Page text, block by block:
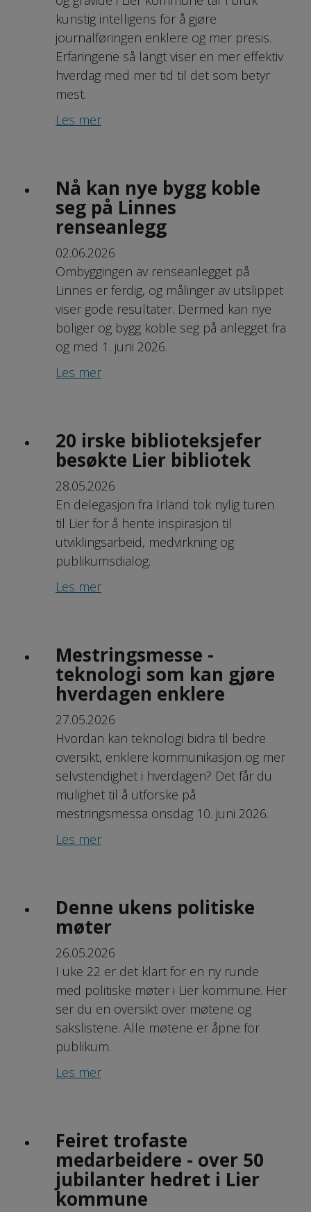
kunstig intelligens for å gjøre
journalføringen enklere og mer presis.
Erfaringene så langt viser en mer effektiv
hverdag med mer tid til det som betyr
mest.
Les mer
Nå kan nye bygg koble
seg på Linnes
renseanlegg
02.06.2026
Ombyggingen av renseanlegget på
Linnes er ferdig, og målinger av utslippet
viser gode resultater. Dermed kan nye
boliger og bygg koble seg på anlegget fra
og med 1. juni 2026.
Les mer
20 irske biblioteksjefer
besøkte Lier bibliotek
28.05.2026
En delegasjon fra Irland tok nylig turen
til Lier for å hente inspirasjon til
utviklingsarbeid, medvirkning og
publikumsdialog.
Les mer
Mestringsmesse -
teknologi som kan gjøre
hverdagen enklere
27.05.2026
Hvordan kan teknologi bidra til bedre
oversikt, enklere kommunikasjon og mer
selvstendighet i hverdagen? Det får du
mulighet til å utforske på
mestringsmessa onsdag 10. juni 2026.
Les mer
Denne ukens politiske
møter
26.05.2026
I uke 22 er det klart for en ny runde
med politiske møter i Lier kommune. Her
ser du en oversikt over møtene og
sakslistene. Alle møtene er åpne for
publikum.
Les mer
Feiret trofaste
medarbeidere - over 50
jubilanter hedret i Lier
kommune